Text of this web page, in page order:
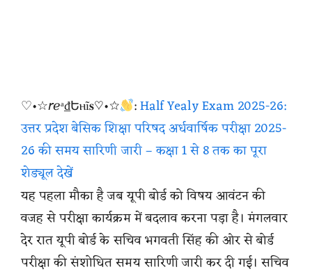
♡•☆𝘳ℯᵃ₫Եⲏĩ𝐬♡•☆ :Half Yealy Exam 2025-26:
उत्तर प्रदेश बेसिक शिक्षा परिषद अर्धवार्षिक परीक्षा 2025-
26 की समय सारिणी जारी – कक्षा 1 से 8 तक का पूरा
शेड्यूल देखें
यह पहला मौका है जब यूपी बोर्ड को विषय आवंटन की
वजह से परीक्षा कार्यक्रम में बदलाव करना पड़ा है। मंगलवार
देर रात यूपी बोर्ड के सचिव भगवती सिंह की ओर से बोर्ड
परीक्षा की संशोधित समय सारिणी जारी कर दी गई। सचिव